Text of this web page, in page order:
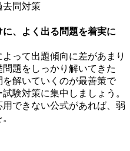
去問対策
、よく出る問題を着実に
って出題傾向に差があまり
題をしっかり解いてきた
解いていくのが最善策で
験対策に集中しましょう。
できない公式があれば、弱